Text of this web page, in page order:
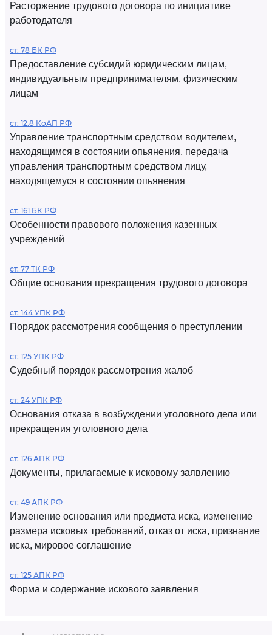
Расторжение трудового договора по инициативе
работодателя
ст. 78 БК РФ
Предоставление субсидий юридическим лицам,
индивидуальным предпринимателям, физическим
лицам
ст. 12.8 КоАП РФ
Управление транспортным средством водителем,
находящимся в состоянии опьянения, передача
управления транспортным средством лицу,
находящемуся в состоянии опьянения
ст. 161 БК РФ
Особенности правового положения казенных
учреждений
ст. 77 ТК РФ
Общие основания прекращения трудового договора
ст. 144 УПК РФ
Порядок рассмотрения сообщения о преступлении
ст. 125 УПК РФ
Судебный порядок рассмотрения жалоб
ст. 24 УПК РФ
Основания отказа в возбуждении уголовного дела или
прекращения уголовного дела
ст. 126 АПК РФ
Документы, прилагаемые к исковому заявлению
ст. 49 АПК РФ
Изменение основания или предмета иска, изменение
размера исковых требований, отказ от иска, признание
иска, мировое соглашение
ст. 125 АПК РФ
Форма и содержание искового заявления